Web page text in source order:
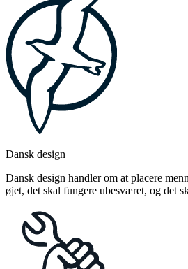
Dansk design
Dansk design handler om at placere
øjet, det skal fungere ubesværet, og det